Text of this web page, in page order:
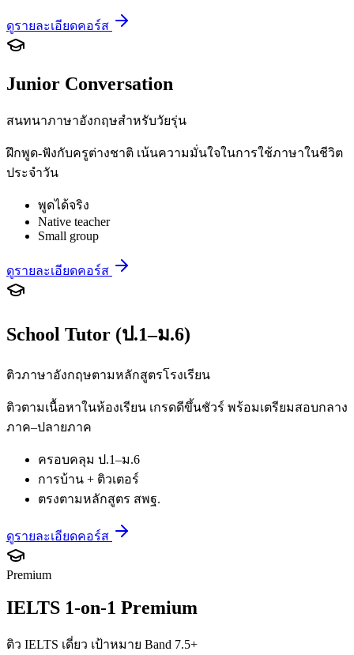
ดูรายละเอียดคอร์ส
Junior Conversation
สนทนาภาษาอังกฤษสำหรับวัยรุ่น
ฝึกพูด-ฟังกับครูต่างชาติ เน้นความมั่นใจในการใช้ภาษาในชีวิต
ประจำวัน
พูดได้จริง
Native teacher
Small group
ดูรายละเอียดคอร์ส
School Tutor (ป.1–ม.6)
ติวภาษาอังกฤษตามหลักสูตรโรงเรียน
ติวตามเนื้อหาในห้องเรียน เกรดดีขึ้นชัวร์ พร้อมเตรียมสอบกลาง
ภาค–ปลายภาค
ครอบคลุม ป.1–ม.6
การบ้าน + ติวเตอร์
ตรงตามหลักสูตร สพฐ.
ดูรายละเอียดคอร์ส
Premium
IELTS 1-on-1 Premium
ติว IELTS เดี่ยว เป้าหมาย Band 7.5+